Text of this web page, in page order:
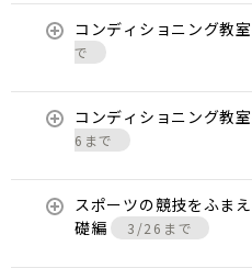
コンディショニング教
で
コンディショニング教
6まで
スポーツの競技をふま
礎編
3/26まで